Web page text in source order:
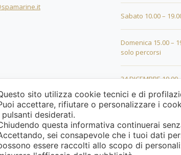
Sabato 10.00 –
Domenica 15.00 –
solo percorsi
24 DICEMBRE 10.00
25 DICEMBRE 15.00
26 DICEMBRE 15.00
sito utilizza cookie tecnici e di
accettare, rifiutare o personalizzare i
pulsanti desiderati.
questa informativa continuerai
sei consapevole che i tuoi dati
essere raccolti allo scopo di